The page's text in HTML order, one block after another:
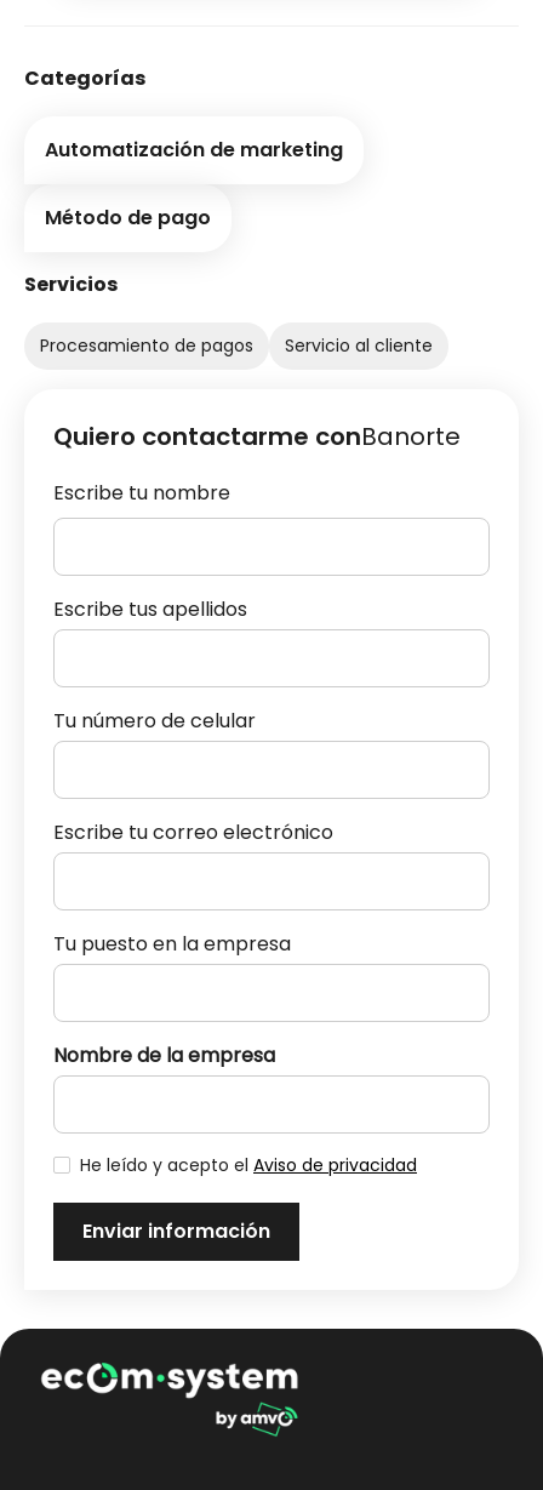
Categorías
Automatización de marketing
Método de pago
Servicios
Procesamiento de pagos Servicio al cliente
Quiero contactarme conBanorte
Escribe tu nombre
Escribe tus apellidos
Tu número de celular
Escribe tu correo electrónico
Tu puesto en la empresa
Nombre de la empresa
He leído y acepto el Aviso de privacidad